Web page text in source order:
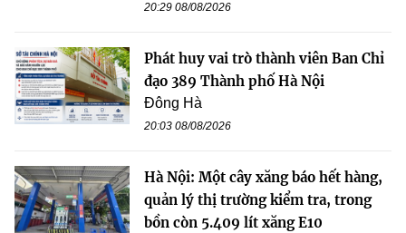
20:29 08/08/2026
Phát huy vai trò thành viên Ban Chỉ
đạo 389 Thành phố Hà Nội
Đông Hà
20:03 08/08/2026
Hà Nội: Một cây xăng báo hết hàng,
quản lý thị trường kiểm tra, trong
bồn còn 5.409 lít xăng E10